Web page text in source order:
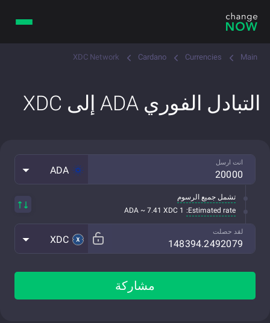
Main
Currencies
Cardano
XDC Network
التبادل الفوري ADA إلى XDC
انت ارسل
ADA
تشمل جميع الرسوم
Estimated rate:
1 ADA ~ 7.41 XDC
لقد حصلت
XDC
مشاركة